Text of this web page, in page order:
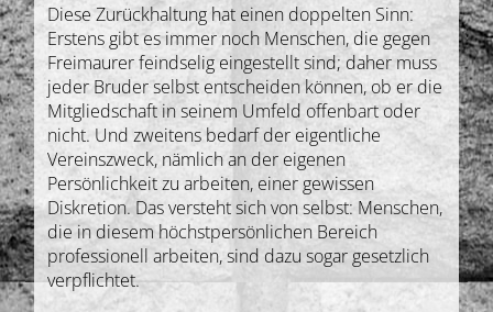
Diese Zurückhaltung hat einen doppelten Sinn:
Erstens gibt es immer noch Menschen, die gegen
Freimaurer feindselig eingestellt sind; daher muss
jeder Bruder selbst entscheiden können, ob er die
Mitgliedschaft in seinem Umfeld offenbart oder
nicht. Und zweitens bedarf der eigentliche
Vereinszweck, nämlich an der eigenen
Persönlichkeit zu arbeiten, einer gewissen
Diskretion. Das versteht sich von selbst: Menschen,
die in diesem höchstpersönlichen Bereich
professionell arbeiten, sind dazu sogar gesetzlich
verpflichtet.